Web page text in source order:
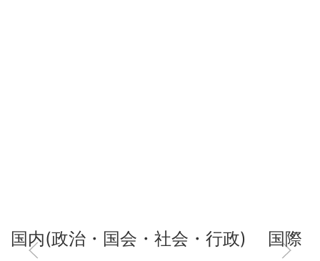
国内(政治・国会・社会・行政) 国際